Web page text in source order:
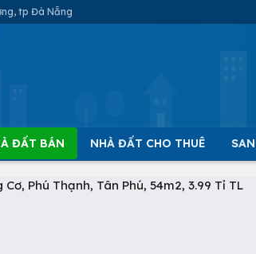
tp Đà Nẵng
ĐẤT BÁN NHÀ ĐẤT CHO THUÊ